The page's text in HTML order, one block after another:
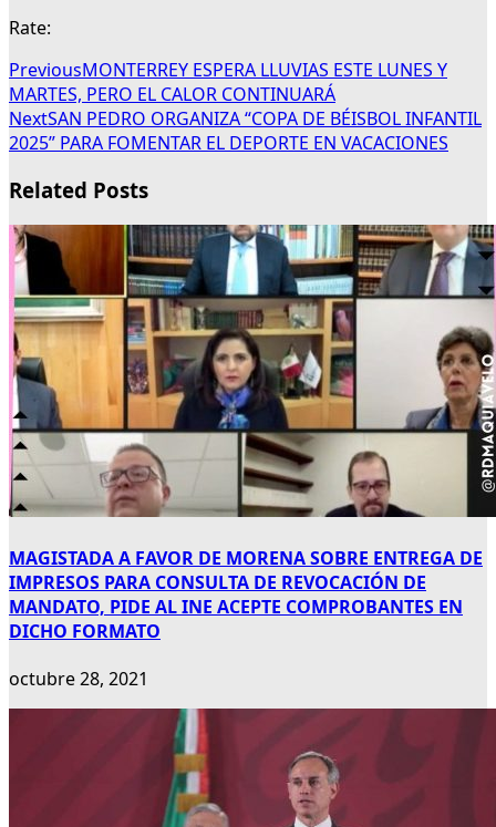
Rate:
PreviousMONTERREY ESPERA LLUVIAS ESTE LUNES Y
MARTES, PERO EL CALOR CONTINUARÁ
NextSAN PEDRO ORGANIZA “COPA DE BÉISBOL INFANTIL
2025” PARA FOMENTAR EL DEPORTE EN VACACIONES
Related Posts
MAGISTADA A FAVOR DE MORENA SOBRE ENTREGA DE
IMPRESOS PARA CONSULTA DE REVOCACIÓN DE
MANDATO, PIDE AL INE ACEPTE COMPROBANTES EN
DICHO FORMATO
octubre 28, 2021